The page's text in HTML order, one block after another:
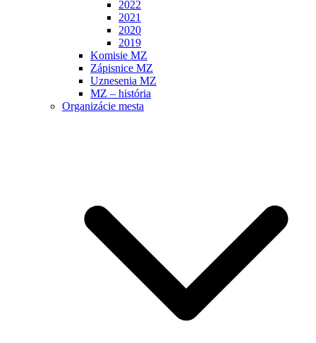
2022
2021
2020
2019
Komisie MZ
Zápisnice MZ
Uznesenia MZ
MZ – história
Organizácie mesta